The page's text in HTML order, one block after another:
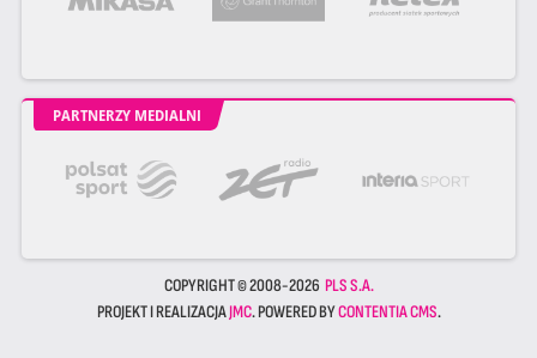
PARTNERZY MEDIALNI
COPYRIGHT © 2008-2026 PLS S.A.
PROJEKT I REALIZACJAJMC. POWERED BYCONTENTIA CMS.